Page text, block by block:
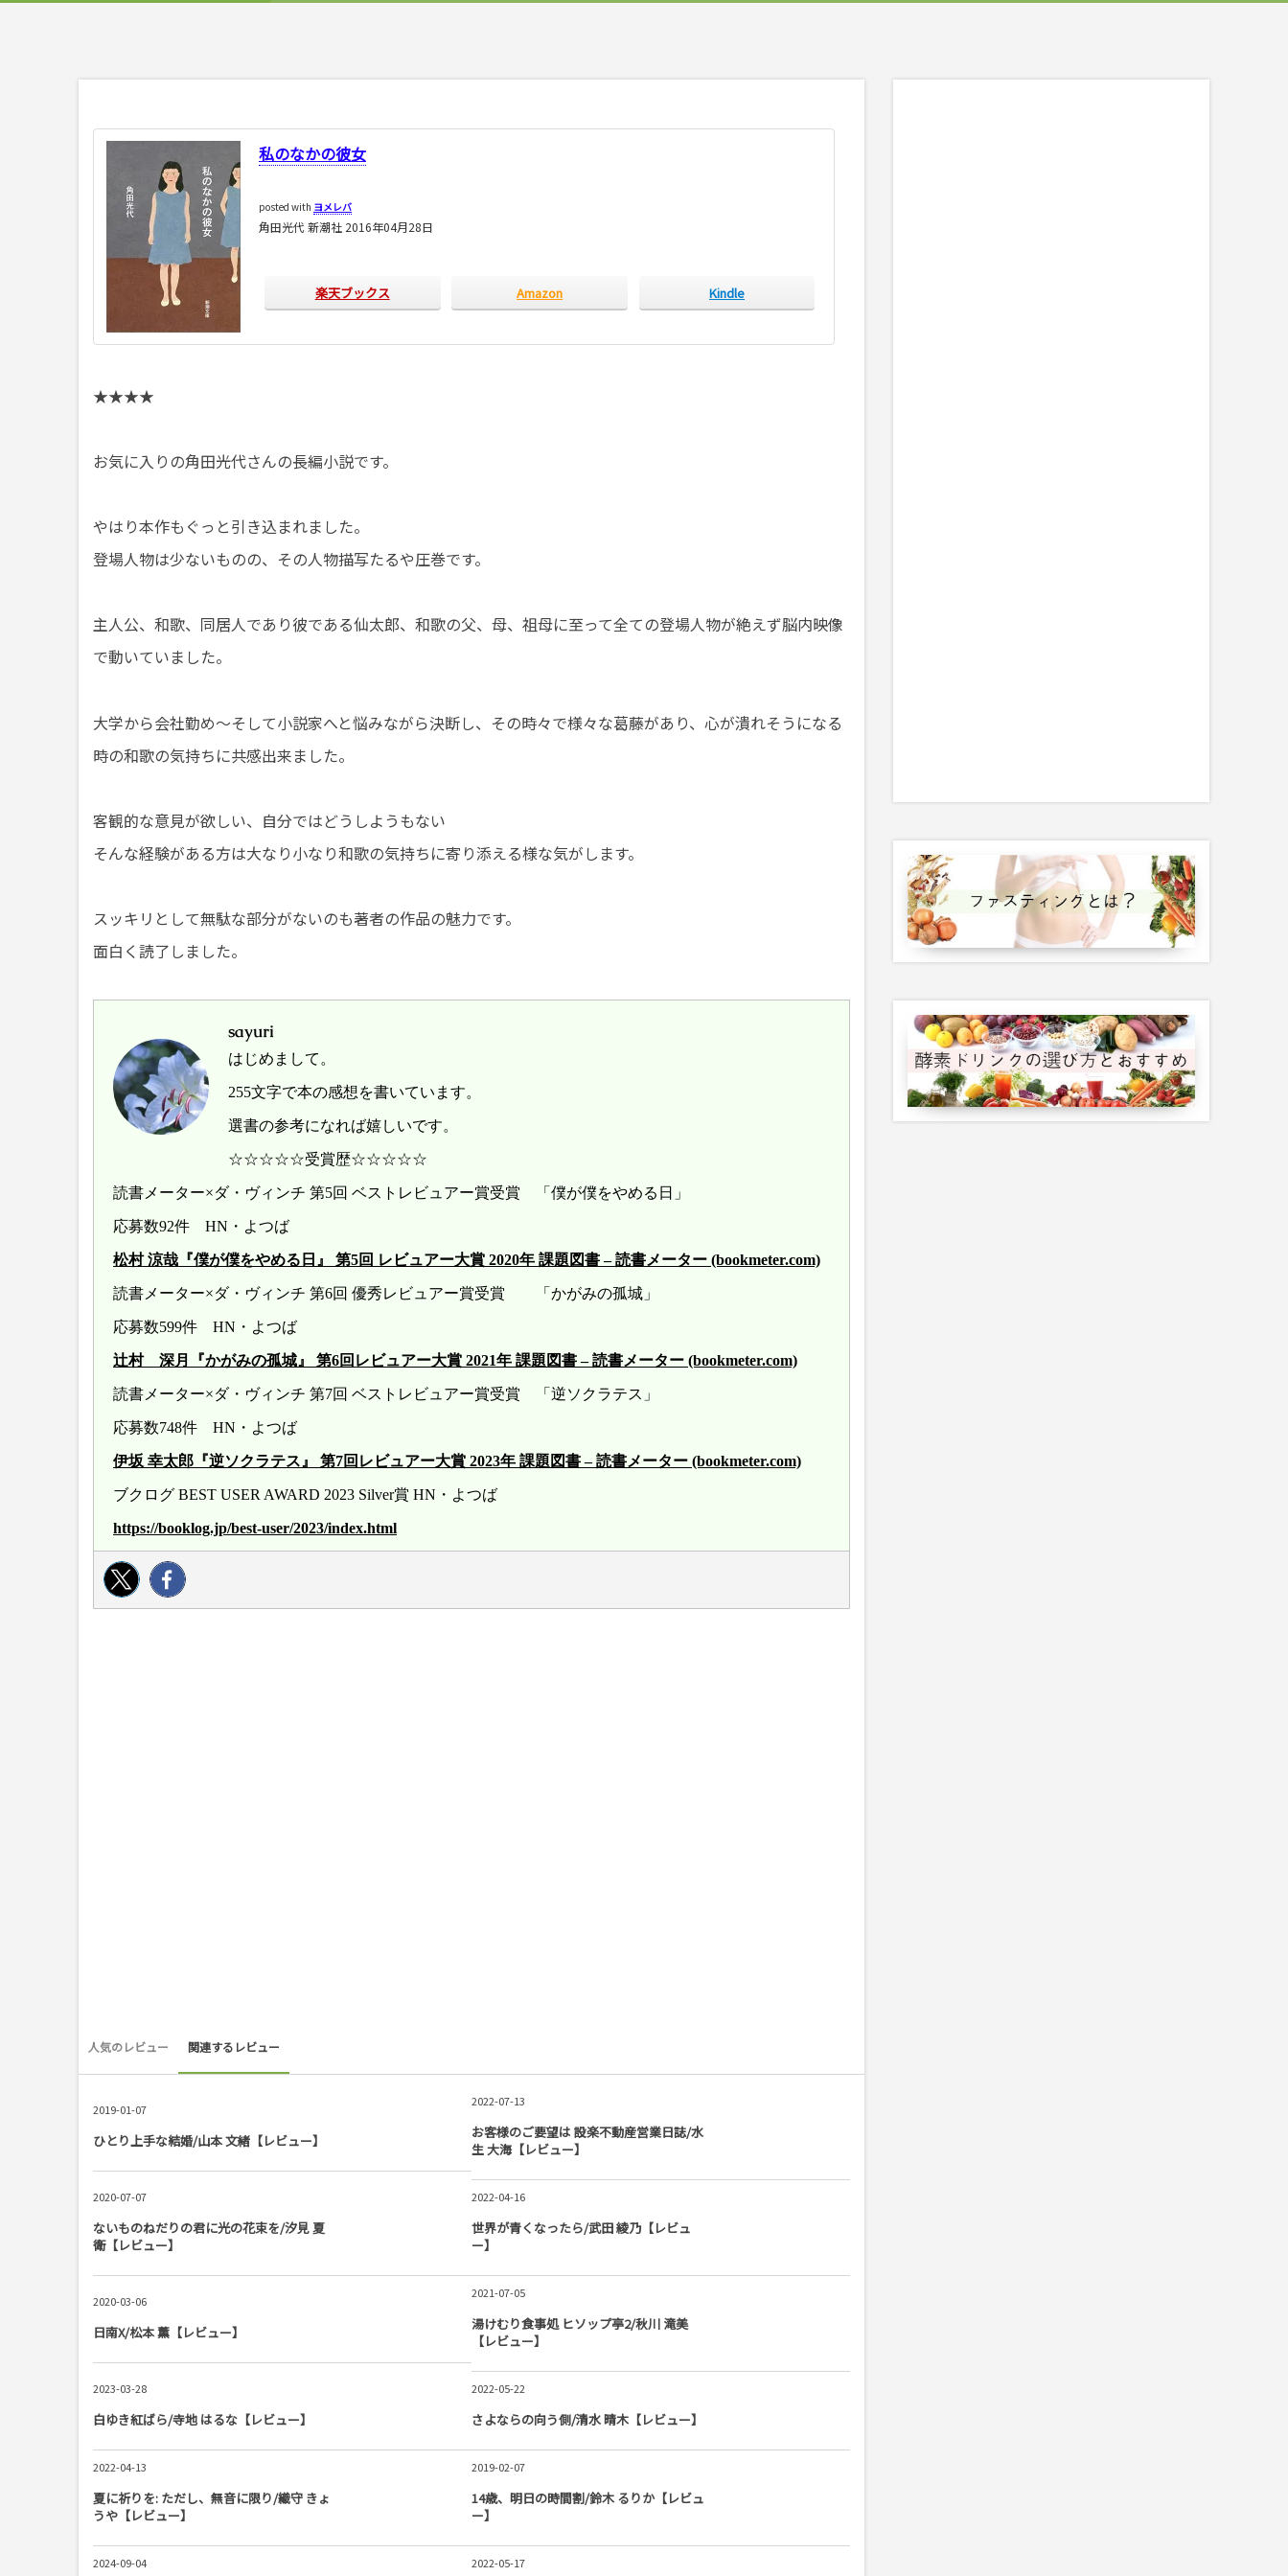
私のなかの彼女
posted with ヨメレバ
角田光代 新潮社 2016年04月28日
楽天ブックス Amazon Kindle
★★★★
お気に入りの角田光代さんの長編小説です。
やはり本作もぐっと引き込まれました。
登場人物は少ないものの、その人物描写たるや圧巻です。
主人公、和歌、同居人であり彼である仙太郎、和歌の父、母、祖母に至って全ての登場人物が絶えず脳内映像
で動いていました。
大学から会社勤め～そして小説家へと悩みながら決断し、その時々で様々な葛藤があり、心が潰れそうになる
時の和歌の気持ちに共感出来ました。
客観的な意見が欲しい、自分ではどうしようもない
そんな経験がある方は大なり小なり和歌の気持ちに寄り添える様な気がします。
スッキリとして無駄な部分がないのも著者の作品の魅力です。
面白く読了しました。
sayuri
はじめまして。
255文字で本の感想を書いています。
選書の参考になれば嬉しいです。
☆☆☆☆☆受賞歴☆☆☆☆☆
読書メーター×ダ・ヴィンチ 第5回 ベストレビュアー賞受賞 「僕が僕をやめる日」
応募数92件 HN・よつば
松村 涼哉『僕が僕をやめる日』 第5回 レビュアー大賞 2020年 課題図書 – 読書メーター (bookmeter.com)
読書メーター×ダ・ヴィンチ 第6回 優秀レビュアー賞受賞 「かがみの孤城」
応募数599件 HN・よつば
辻村 深月『かがみの孤城』 第6回レビュアー大賞 2021年 課題図書 – 読書メーター (bookmeter.com)
読書メーター×ダ・ヴィンチ 第7回 ベストレビュアー賞受賞 「逆ソクラテス」
応募数748件 HN・よつば
伊坂 幸太郎『逆ソクラテス』 第7回レビュアー大賞 2023年 課題図書 – 読書メーター (bookmeter.com)
ブクログ BEST USER AWARD 2023 Silver賞 HN・よつば
https://booklog.jp/best-user/2023/index.html
人気のレビュー 関連するレビュー
2019-01-07
ひとり上手な結婚/山本 文緒【レビュー】
2022-07-13
お客様のご要望は 設楽不動産営業日誌/水
生 大海【レビュー】
2020-07-07
ないものねだりの君に光の花束を/汐見 夏
衛【レビュー】
2022-04-16
世界が青くなったら/武田 綾乃【レビュ
ー】
2020-03-06
日南X/松本 薫【レビュー】
2021-07-05
湯けむり食事処 ヒソップ亭2/秋川 滝美
【レビュー】
2023-03-28
白ゆき紅ばら/寺地 はるな【レビュー】
2022-05-22
さよならの向う側/清水 晴木【レビュー】
2022-04-13
夏に祈りを: ただし、無音に限り/織守 きょ
うや【レビュー】
2019-02-07
14歳、明日の時間割/鈴木 るりか【レビュ
ー】
2024-09-04 2022-05-17